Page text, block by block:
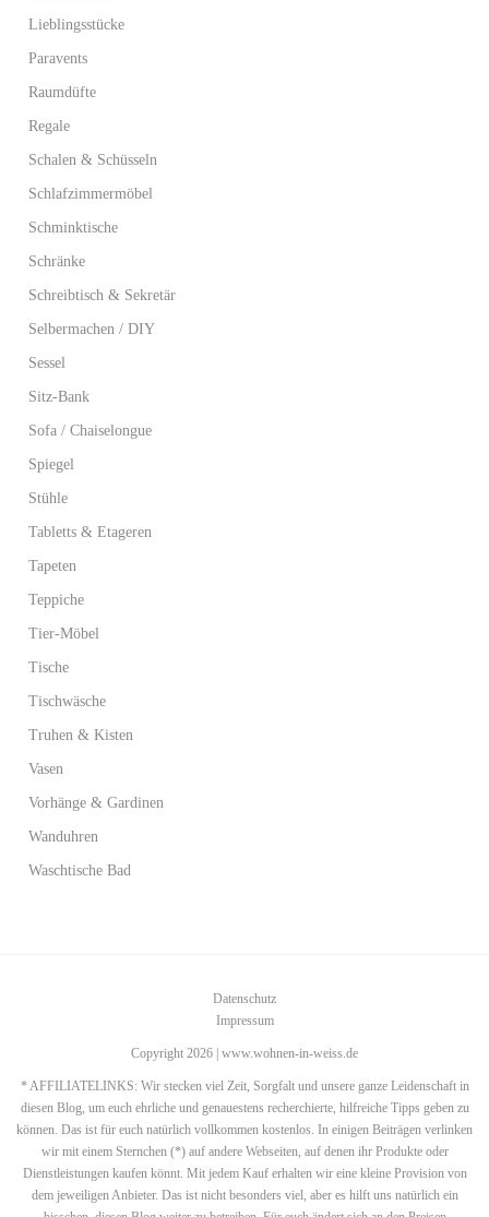
Lieblingsstücke
Paravents
Raumdüfte
Regale
Schalen & Schüsseln
Schlafzimmermöbel
Schminktische
Schränke
Schreibtisch & Sekretär
Selbermachen / DIY
Sessel
Sitz-Bank
Sofa / Chaiselongue
Spiegel
Stühle
Tabletts & Etageren
Tapeten
Teppiche
Tier-Möbel
Tische
Tischwäsche
Truhen & Kisten
Vasen
Vorhänge & Gardinen
Wanduhren
Waschtische Bad
Datenschutz
Impressum
Copyright 2026 | www.wohnen-in-weiss.de
* AFFILIATELINKS: Wir stecken viel Zeit, Sorgfalt und unsere ganze Leidenschaft in
diesen Blog, um euch ehrliche und genauestens recherchierte, hilfreiche Tipps geben zu
können. Das ist für euch natürlich vollkommen kostenlos. In einigen Beiträgen verlinken
wir mit einem Sternchen (*) auf andere Webseiten, auf denen ihr Produkte oder
Dienstleistungen kaufen könnt. Mit jedem Kauf erhalten wir eine kleine Provision von
dem jeweiligen Anbieter. Das ist nicht besonders viel, aber es hilft uns natürlich ein